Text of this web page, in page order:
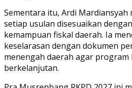
Sementara itu, Ardi
setiap usulan disesuaikan
kemampuan fiskal daerah. Ia
keselarasan dengan dokumen
menengah daerah agar
berkelanjutan.